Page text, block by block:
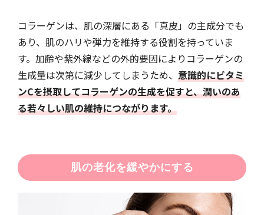
コラーゲンは、肌の深層にある「真皮」の主成分でも
あり、肌のハリや弾力を維持する役割を持っていま
す。加齢や紫外線などの外的要因によりコラーゲンの
生成量は次第に減少してしまうため、 意識的にビタミ
ンCを摂取してコラーゲンの生成を促すと、潤いのあ
る若々しい肌の維持につながります。
肌の老化を緩やかにする